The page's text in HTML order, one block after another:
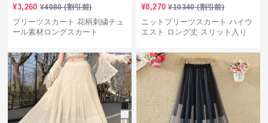
¥3,260 ¥4080(割引前)
プリーツスカート 花柄刺繍チュ
ール素材ロングスカート
¥8,270 ¥10340(割引前)
ニットプリーツスカート ハイウ
エスト ロング丈 スリット入り